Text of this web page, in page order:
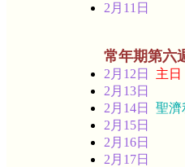
2月11日
常年期第六
2月12日 主日
2月13日
2月14日 聖濟
2月15日
2月16日
2月17日